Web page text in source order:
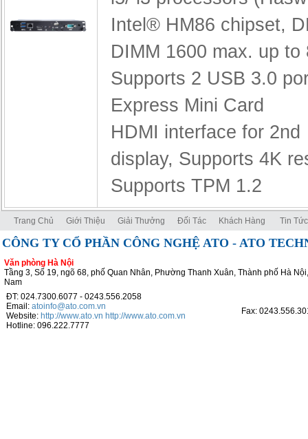
Intel® HM86 chipset,
DIMM 1600 max. up to
Supports 2 USB 3.0
Express Mini Card
HDMI interface for 2nd
display, Supports 4K
Supports TPM 1.2
Trang Chủ Giới Thiệu Giải Thưởng Đối Tác Khách Hàng Tin Tức
CÔNG TY CỔ PHẦN CÔNG NGHỆ ATO - ATO
Văn phòng Hà Nội
Tầng 3, Số 19, ngõ 68, phố Quan Nhân, Phường Thanh Xuân, Thành phố Hà
Nam
ĐT: 024.7300.6077 - 0243.556.2058
Email: atoinfo@ato.com.vn
Website: http://www.ato.vn http://www.ato.com.vn
Hotline: 096.222.7777
Fax: